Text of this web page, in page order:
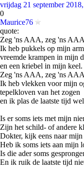
vrijdag 21 september
0
Maurice76
quote:
Zeg 'ns AAA, zeg 'ns
Ik heb pukkels op mijn
vreemde krampen in mijn
en een kriebel in mijn keel.
Zeg 'ns AAA, zeg 'ns
Ik heb vlekken voor mijn
tepelkloven van het zogen
en ik plas de laatste tijd
Is er soms iets met mijn
Zijn het schild- of andere
Dokter, kijk eens naar
Heb ik soms iets aan mijn
Is die ader soms
En ik ruik de laatste tijd